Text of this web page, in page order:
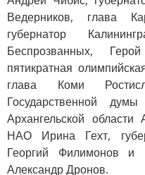
Ведерников, глава
губернатор
Беспрозванных,
пятикратная
глава Коми
Государственной
Архангельской
НАО Ирина Гехт,
Георгий Филимонов и
Александр Дронов.